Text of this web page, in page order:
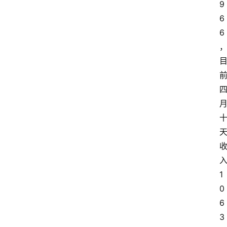
9
6
6
，
目
前
四
月
十
天
收
入
1
0
6
3